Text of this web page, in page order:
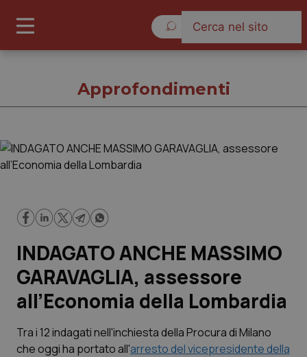
Governo e Parlamento
Regioni e Asl
Lavoro e Professioni
Scienza e Farmaci
Approfondimenti
INDAGATO ANCHE MASSIMO
GARAVAGLIA, assessore
all’Economia della Lombardia
Tra i 12 indagati nell'inchiesta della Procura di Milano
che oggi ha portato all'arresto del vicepresidente della